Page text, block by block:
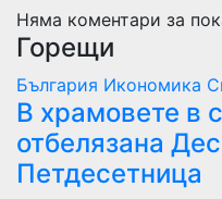
Няма коментари за
Горещи
България Икономика
В храмовете в
отбелязана
Петдесетница